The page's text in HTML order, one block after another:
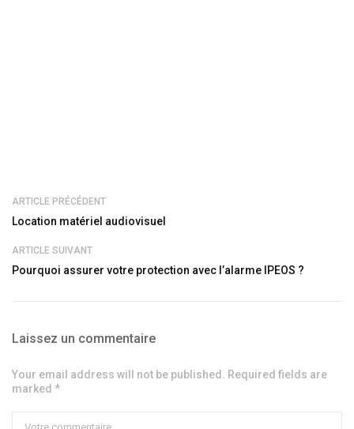
ARTICLE PRÉCÉDENT
Location matériel audiovisuel
ARTICLE SUIVANT
Pourquoi assurer votre protection avec l’alarme IPEOS ?
Laissez un commentaire
Your email address will not be published. Required fields are
marked *